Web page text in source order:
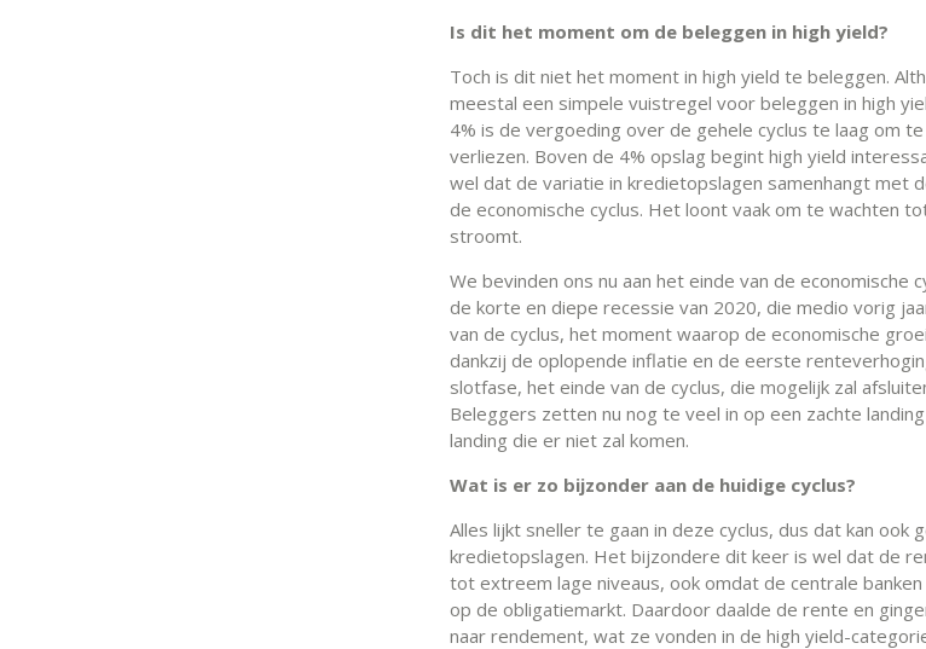
Is dit het moment om de beleggen in high yield?
Toch is dit niet het moment in high yield te beleggen.
meestal een simpele vuistregel voor beleggen in high
4% is de vergoeding over de gehele cyclus te laag om
verliezen. Boven de 4% opslag begint high yield
wel dat de variatie in kredietopslagen samenhangt met
de economische cyclus. Het loont vaak om te wachten
stroomt.
We bevinden ons nu aan het einde van de economische
de korte en diepe recessie van 2020, die medio vorig
van de cyclus, het moment waarop de economische
dankzij de oplopende inflatie en de eerste
slotfase, het einde van de cyclus, die mogelijk zal
Beleggers zetten nu nog te veel in op een zachte
landing die er niet zal komen.
Wat is er zo bijzonder aan de huidige cyclus?
Alles lijkt sneller te gaan in deze cyclus, dus dat kan ook
kredietopslagen. Het bijzondere dit keer is wel dat de
tot extreem lage niveaus, ook omdat de centrale
op de obligatiemarkt. Daardoor daalde de rente en
naar rendement, wat ze vonden in de high yield-